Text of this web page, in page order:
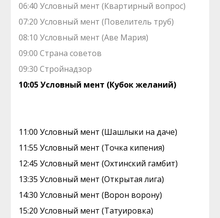
06:40 Условный мент (Квартирный вопрос)
07:20 Условный мент (Повелитель труб)
08:10 Условный мент (Аве Мария)
09:00 Страна советов
09:30 Стройнадзор
10:05 Условный мент (Кубок желаний)
11:00 Условный мент (Шашлыки на даче)
11:55 Условный мент (Точка кипения)
12:45 Условный мент (Охтинский гамбит)
13:35 Условный мент (Открытая лига)
14:30 Условный мент (Ворон ворону)
15:20 Условный мент (Татуировка)